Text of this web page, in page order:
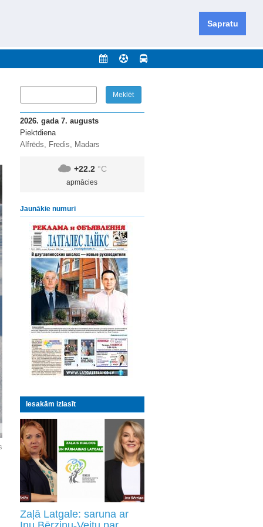
Sapratu
novadu un apkārtējos novadus un pilsētas.
2026. gada 7. augusts
Piektdiena
Alfrēds, Fredis, Madars
+22.2 °C
apmācies
Jaunākie numuri
Iesakām izlasīt
Zaļā Latgale: saruna ar